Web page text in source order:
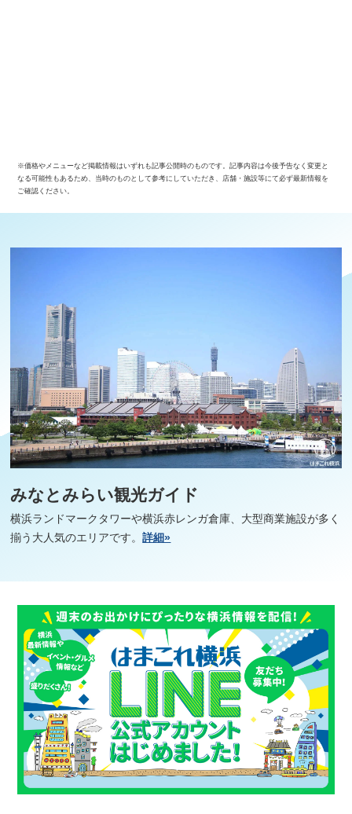
※価格やメニューなど掲載情報はいずれも記事公開時のものです。記事内容は今後予告なく変更と
なる可能性もあるため、当時のものとして参考にしていただき、店舗・施設等にて必ず最新情報を
ご確認ください。
みなとみらい観光ガイド
横浜ランドマークタワーや横浜赤レンガ倉庫、大型商業施設が多く
揃う大人気のエリアです。詳細»